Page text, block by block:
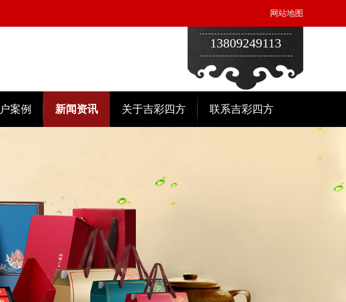
网站地图
13809249113
案例 新闻资讯 关于吉彩四方 联系吉彩四方